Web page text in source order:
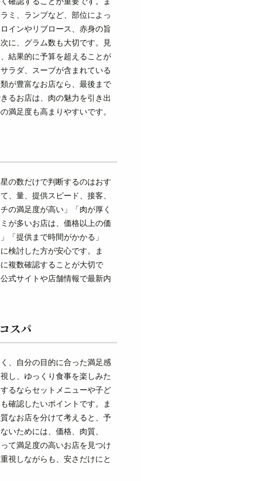
ミ、ランプなど、部位によっ
インやリブロース、赤身の旨
に、グラム数も大切です。見
結果的に予算を超えることが
ラダ、スープが含まれている
が豊富なお店なら、最後まで
るお店は、肉の魅力を引き出
満足度も高まりやすいです。
の数だけで判断するのはおす
、量、提供スピード、接客、
の満足度が高い」「肉が厚く
が多いお店は、価格以上の価
「提供まで時間がかかる」
検討した方が安心です。ま
複数確認することが大切で
式サイトや店舗情報で最新内
スパ
、自分の目的に合った満足感
し、ゆっくり食事を楽しみた
るならセットメニューや子ど
確認したいポイントです。ま
なお店を分けて考えると、予
いためには、価格、肉質、
て満足度の高いお店を見つけ
視しながらも、安さだけにと